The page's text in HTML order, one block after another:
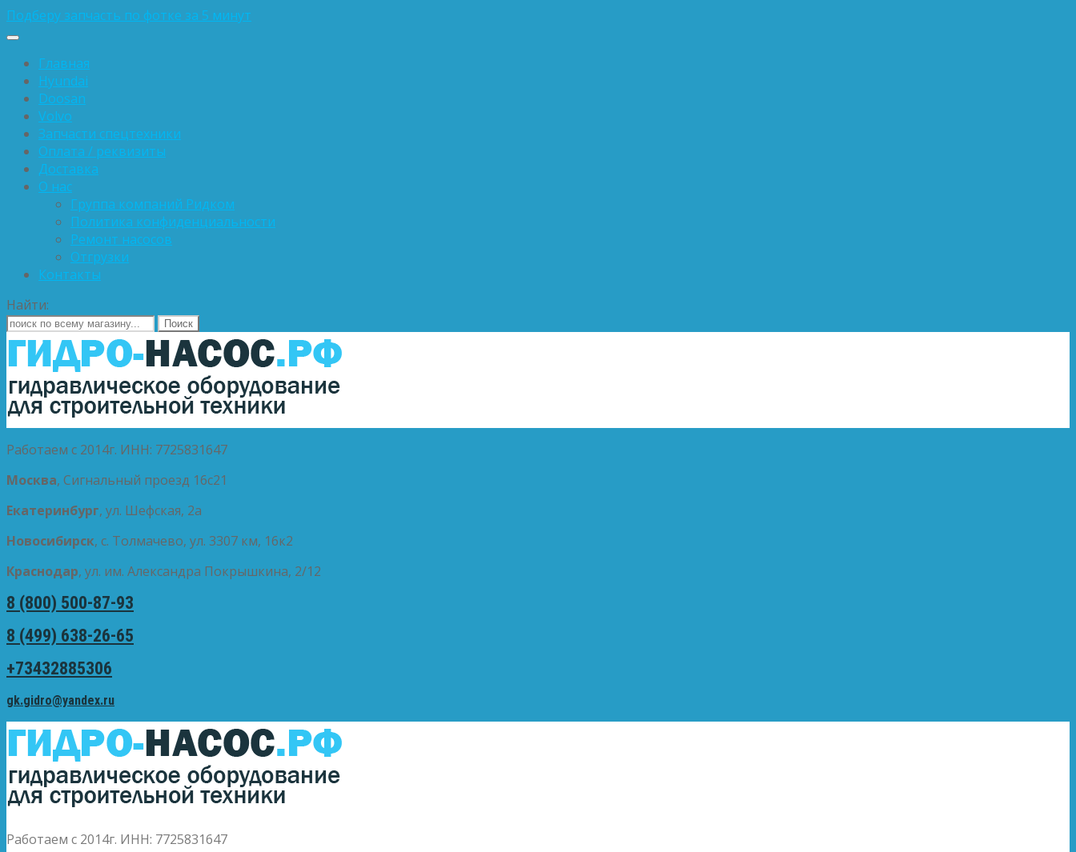
Подберу запчасть по фотке за 5 минут
Главная
Hyundai
Doosan
Volvo
Запчасти спецтехники
Оплата / реквизиты
Доставка
О нас
Группа компаний Ридком
Политика конфиденциальности
Ремонт насосов
Отгрузки
Контакты
Найти:
Работаем с 2014г. ИНН: 7725831647
Москва, Сигнальный проезд 16с21
Екатеринбург, ул. Шефская, 2а
Новосибирск, с. Толмачево, ул. 3307 км, 16к2
Краснодар, ул. им. Александра Покрышкина, 2/12
8 (800) 500-87-93
8 (499) 638-26-65
+73432885306
gk.gidro@yandex.ru
Работаем с 2014г. ИНН: 7725831647